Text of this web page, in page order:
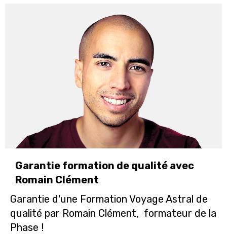
Garantie formation de qualité avec
Romain Clément
Garantie d'une Formation Voyage Astral de
qualité par Romain Clément, formateur de la
Phase !